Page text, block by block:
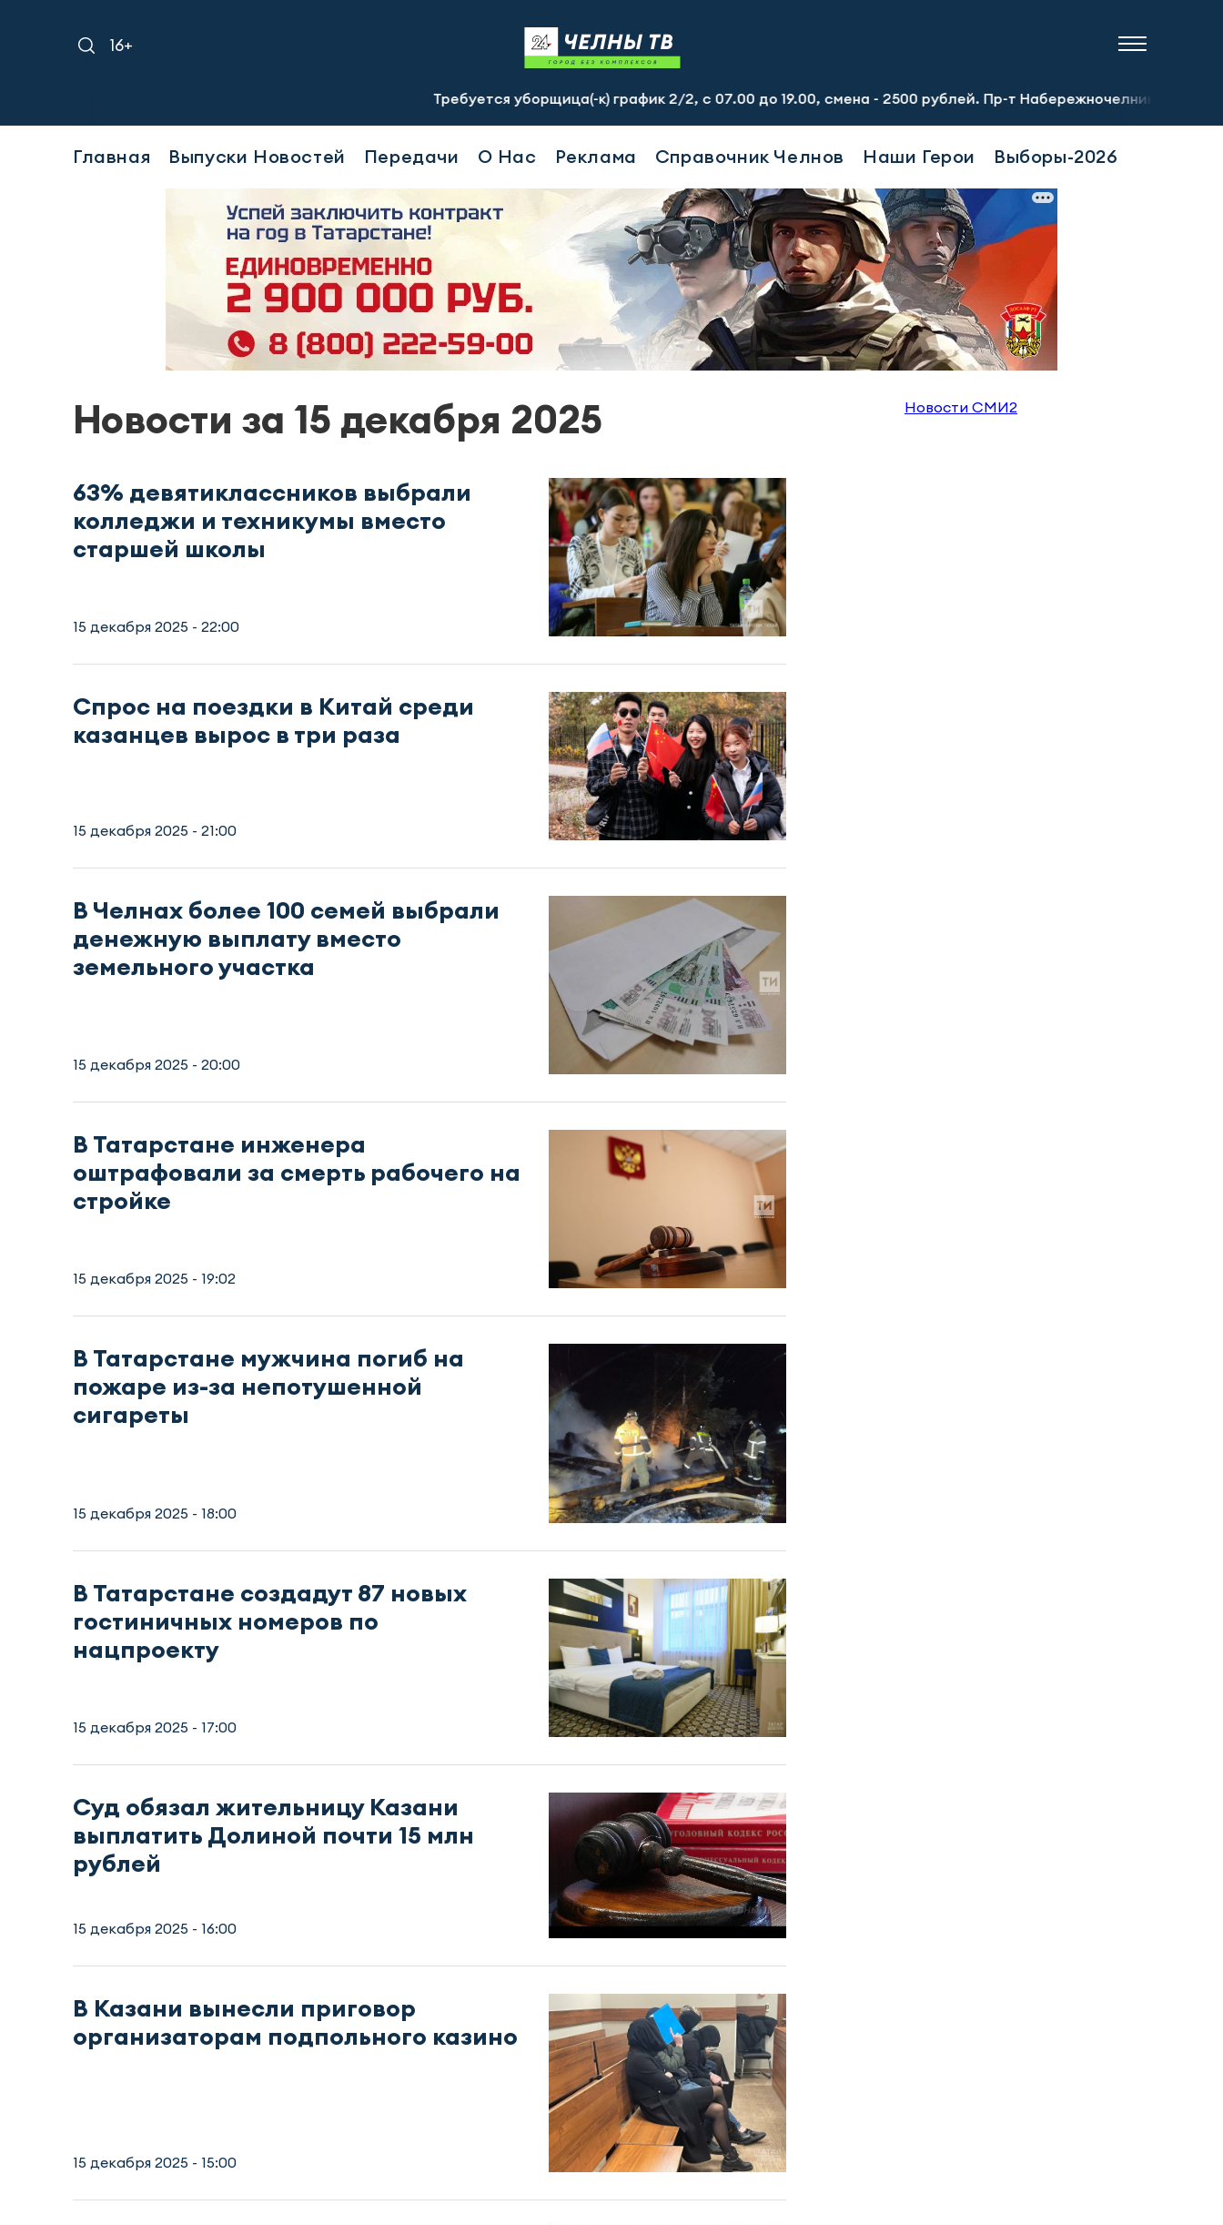
16+
Требуется уборщица(-к) график 2/2, с 07.00 до 19.00, смена - 2500 рублей. Пр-т Набережночелнинский, 13а. Тел.: 8-951-
Главная Выпуски Новостей Передачи О Нас Реклама Справочник Челнов Наши Герои Выборы-2026
Новости за 15 декабря 2025
63% девятиклассников выбрали
колледжи и техникумы вместо
старшей школы
15 декабря 2025 - 22:00
Спрос на поездки в Китай среди
казанцев вырос в три раза
15 декабря 2025 - 21:00
В Челнах более 100 семей выбрали
денежную выплату вместо
земельного участка
15 декабря 2025 - 20:00
В Татарстане инженера
оштрафовали за смерть рабочего на
стройке
15 декабря 2025 - 19:02
В Татарстане мужчина погиб на
пожаре из-за непотушенной
сигареты
15 декабря 2025 - 18:00
В Татарстане создадут 87 новых
гостиничных номеров по
нацпроекту
15 декабря 2025 - 17:00
Суд обязал жительницу Казани
выплатить Долиной почти 15 млн
рублей
15 декабря 2025 - 16:00
В Казани вынесли приговор
организаторам подпольного казино
15 декабря 2025 - 15:00
Новости СМИ2